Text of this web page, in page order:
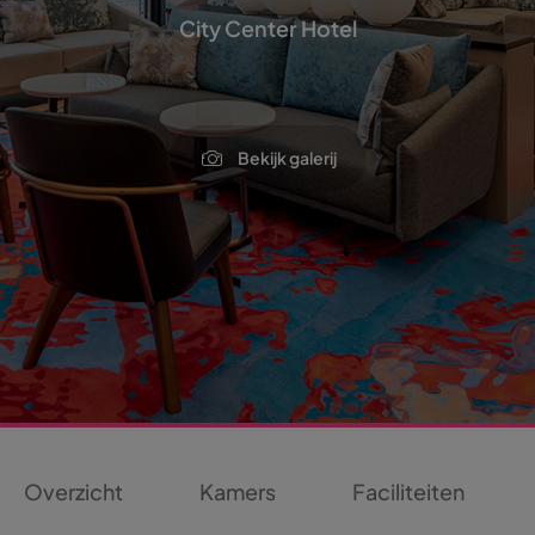
City Center Hotel
Bekijk galerij
Overzicht Kamers Faciliteiten